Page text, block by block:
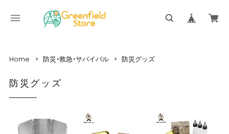
Home 防災・救急・サバイバル 防災グッズ
防災グッズ